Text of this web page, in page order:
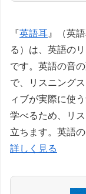
『英語耳』（英
る）は、英語の
です。英語の音
で、リスニング
ィブが実際に使
学べるため、リ
立ちます。英語
詳しく見る